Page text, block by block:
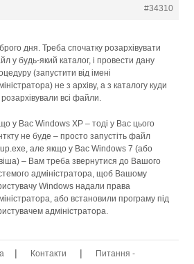
#34310
дня. Треба спочатку розархівувати
у будь-який каталог, і провести дану
(запустити від імені
не з архіву, а з каталогу куди
всі файли.
у Вас Windows XP – тоді у Вас цього
не буде – просто запустіть файл
але якщо у Вас Windows 7 (або
– Вам треба звернутися до Вашого
адміністратора, щоб Вашому
Windows надали права
або встановили програму під
адміністратора.
| Контакти |
Питання -